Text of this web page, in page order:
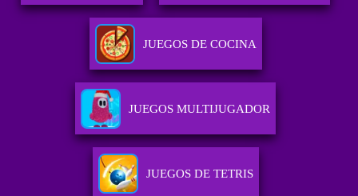
JUEGOS DE COCINA
JUEGOS MULTIJUGADOR
JUEGOS DE TETRIS